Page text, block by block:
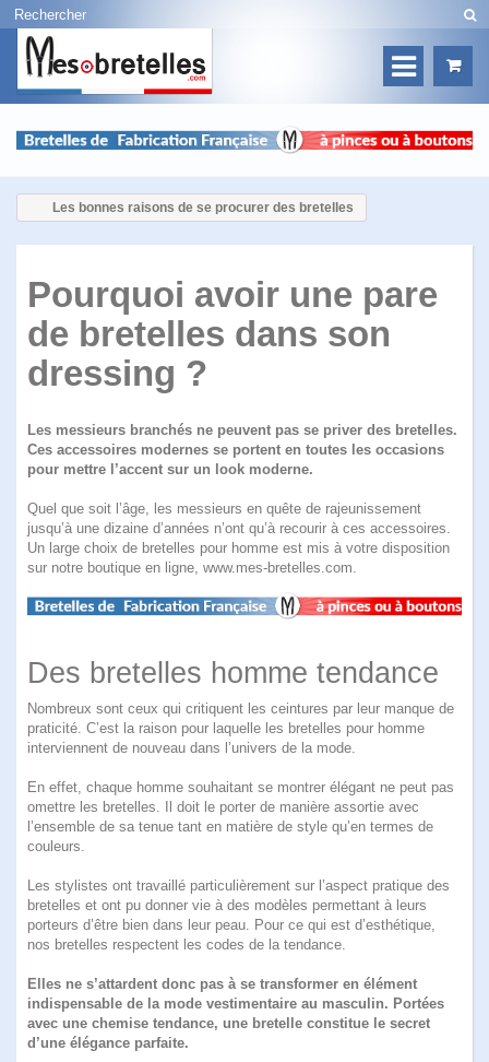
Les bonnes raisons de se procurer des bretelles
Pourquoi avoir une pare
de bretelles dans son
dressing ?
Les messieurs branchés ne peuvent pas se priver des bretelles.
Ces accessoires modernes se portent en toutes les occasions
pour mettre l’accent sur un look moderne.
Quel que soit l’âge, les messieurs en quête de rajeunissement
jusqu’à une dizaine d’années n’ont qu’à recourir à ces accessoires.
Un large choix de bretelles pour homme est mis à votre disposition
sur notre boutique en ligne, www.mes-bretelles.com.
Des bretelles homme tendance
Nombreux sont ceux qui critiquent les ceintures par leur manque de
praticité. C’est la raison pour laquelle les bretelles pour homme
interviennent de nouveau dans l’univers de la mode.
En effet, chaque homme souhaitant se montrer élégant ne peut pas
omettre les bretelles. Il doit le porter de manière assortie avec
l’ensemble de sa tenue tant en matière de style qu’en termes de
couleurs.
Les stylistes ont travaillé particulièrement sur l’aspect pratique des
bretelles et ont pu donner vie à des modèles permettant à leurs
porteurs d’être bien dans leur peau. Pour ce qui est d’esthétique,
nos bretelles respectent les codes de la tendance.
Elles ne s’attardent donc pas à se transformer en élément
indispensable de la mode vestimentaire au masculin. Portées
avec une chemise tendance, une bretelle constitue le secret
d’une élégance parfaite.